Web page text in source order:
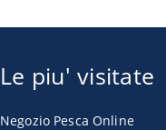
Le piu' visitate
Negozio Pesca Online